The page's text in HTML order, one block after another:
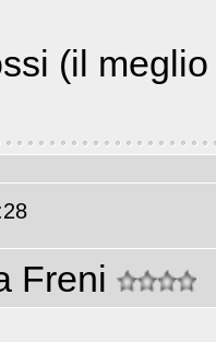
(il
Freni